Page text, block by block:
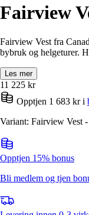
Fairview
Fairview Vest fra
bybruk og helgeturer.
Les mer
11 225 kr
Opptjen 1 683 kr i
Variant: Fairview Vest
Opptjen 15% bonus
Bli medlem og tjen